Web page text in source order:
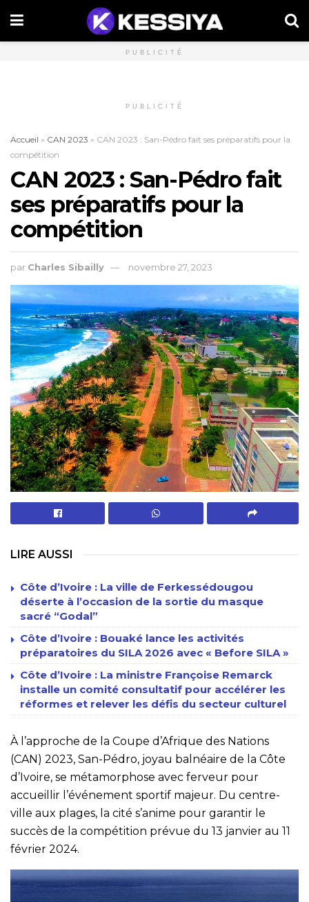
PUBLICITÉ
PUBLICITÉ
Accueil » CAN 2023 » CAN 2023 : San-Pédro fait ses préparatifs pour la
compétition
CAN 2023 : San-Pédro fait
ses préparatifs pour la
compétition
par Charles Sibailly novembre 27, 2023
LIRE AUSSI
Côte d’Ivoire : La ville de Ferkessédougou
déserte à l’occasion de la sortie du masque
sacré “Godal”
Côte d’Ivoire : Bouaké lance les activités
préparatoires du SILA 2026 avec « Before SILA »
Côte d’Ivoire : La ministre Françoise Remarck
installe un comité consultatif pour accélérer les
réformes et relever les défis du secteur culturel
À l’approche de la Coupe d’Afrique des Nations
(CAN) 2023, San-Pédro, joyau balnéaire de la Côte
d’Ivoire, se métamorphose avec ferveur pour
accueillir l’événement sportif majeur. Du centre-
ville aux plages, la cité s’anime pour garantir le
succès de la compétition prévue du 13 janvier au 11
février 2024.